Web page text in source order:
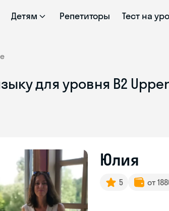
Детям Репетиторы Тест на
для уровня B2
Юлия
5 от